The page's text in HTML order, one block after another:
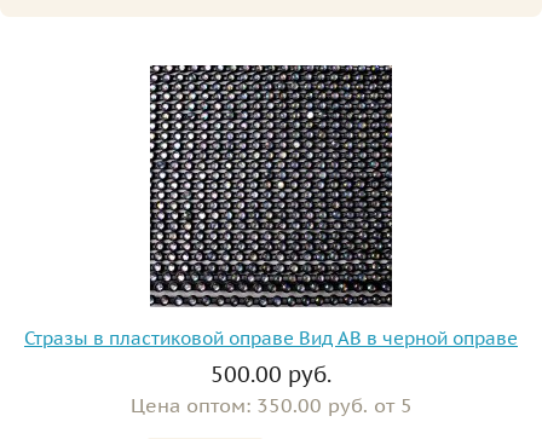
Стразы в пластиковой оправе Вид АВ в черной оправе
500.00 руб.
Цена оптом: 350.00 руб. от 5